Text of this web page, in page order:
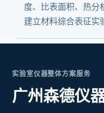
度、比表面积、热分
建立材料综合表征实
实验室仪器整体方案服务
广州森德仪